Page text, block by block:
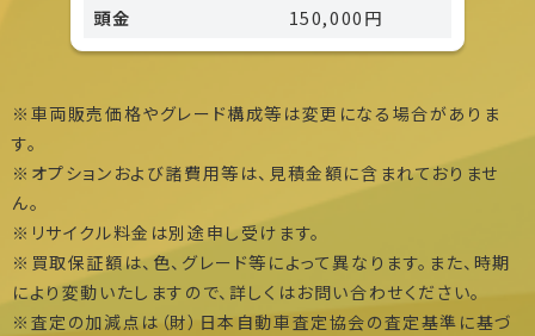
頭金
150,000円
※車両販売価格やグレード構成等は変更になる場合がありま
す。
※オプションおよび諸費用等は、見積金額に含まれておりませ
ん。
※リサイクル料金は別途申し受けます。
※買取保証額は、色、グレード等によって異なります。また、時期
により変動いたしますので、詳しくはお問い合わせください。
※査定の加減点は（財）日本自動車査定協会の査定基準に基づ